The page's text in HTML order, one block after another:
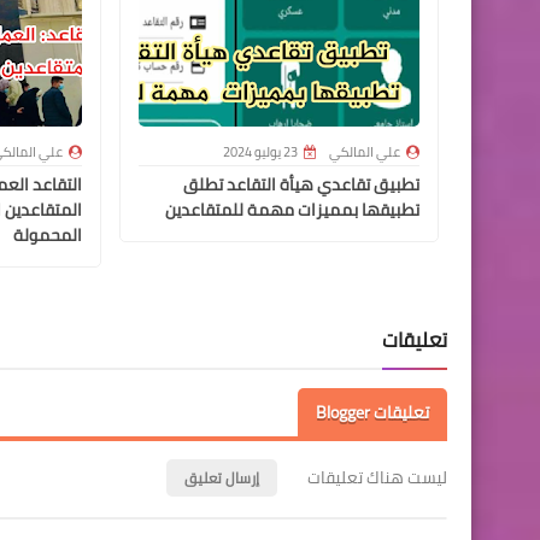
علي المالكي 23 يوليو 2024
تطبيق تقاعدي هيأة التقاعد تطلق
تطبيقها بمميزات مهمة للمتقاعدين
علي
التقاعد
المحمولة
تعليقات
تعليقات Blogger
ليست هناك تعليقات إرسال تعليق